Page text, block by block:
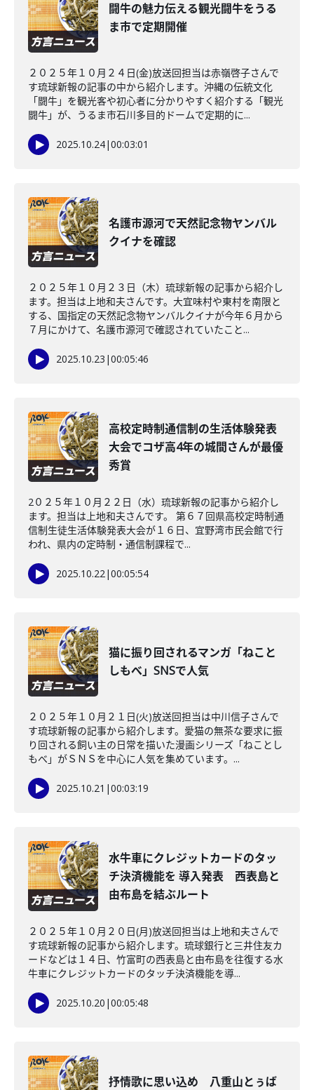
闘牛の魅力伝える観光闘牛をうる
ま市で定期開催
２０２５年１０月２４日(金)放送回担当は赤嶺啓子さんで
す琉球新報の記事の中から紹介します。沖縄の伝統文化
「闘牛」を観光客や初心者に分かりやすく紹介する「観光
闘牛」が、うるま市石川多目的ドームで定期的に...
2025.10.24|00:03:01
名護市源河で天然記念物ヤンバル
クイナを確認
２０２５年１０月２３日（木）琉球新報の記事から紹介し
ます。担当は上地和夫さんです。大宜味村や東村を南限と
する、国指定の天然記念物ヤンバルクイナが今年６月から
７月にかけて、名護市源河で確認されていたこと...
2025.10.23 |00:05:46
高校定時制通信制の生活体験発表
大会でコザ高4年の城間さんが最優
秀賞
2０２５年１０月２２日（水）琉球新報の記事から紹介し
ます。担当は上地和夫さんです。 第６７回県高校定時制通
信制生徒生活体験発表大会が１６日、宜野湾市民会館で行
われ、県内の定時制・通信制課程で...
2025.10.22|00:05:54
猫に振り回されるマンガ「ねこと
しもべ」SNSで人気
２０２５年１０月２１日(火)放送回担当は中川信子さんで
す琉球新報の記事から紹介します。愛猫の無茶な要求に振
り回される飼い主の日常を描いた漫画シリーズ「ねことし
もべ」がＳＮＳを中心に人気を集めています。...
2025.10.21 |00:03:19
水牛車にクレジットカードのタッ
チ決済機能を 導入発表 西表島と
由布島を結ぶルート
２０２５年１０月２０日(月)放送回担当は上地和夫さんで
す琉球新報の記事から紹介します。琉球銀行と三井住友カ
ードなどは１４日、竹富町の西表島と由布島を往復する水
牛車にクレジットカードのタッチ決済機能を導...
2025.10.20 |00:05:48
抒情歌に思い込め 八重山とぅば